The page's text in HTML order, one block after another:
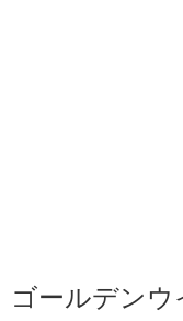
ゴールデン